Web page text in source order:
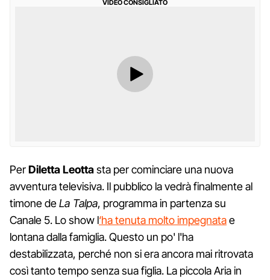
VIDEO CONSIGLIATO
PerDiletta Leottasta per cominciare una nuova
avventura televisiva. Il pubblico la vedrà finalmente al
timone deLa Talpa, programma in partenza su
Canale 5. Lo show l‘ha tenuta molto impegnatae
lontana dalla famiglia. Questo un po' l'ha
destabilizzata, perché non si era ancora mai ritrovata
così tanto tempo senza sua figlia. La piccola Aria in